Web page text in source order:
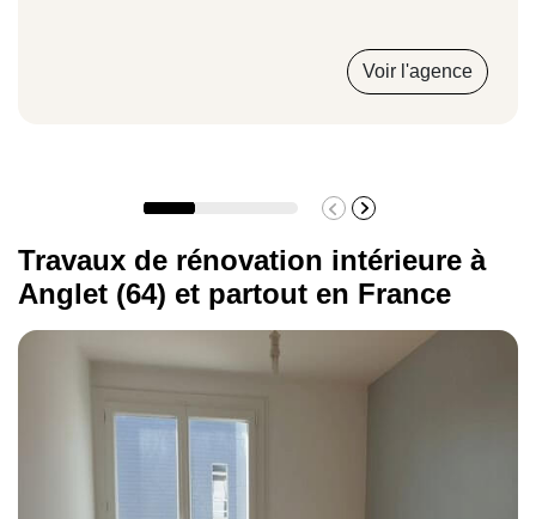
Rénovation de cuisine
Installation de la plomberie
Voir l'agence
Travaux de rénovation intérieure à
Anglet (64) et partout en France